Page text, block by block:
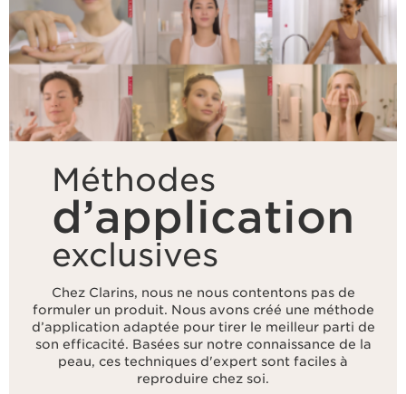
Méthodes
d’application
exclusives
Chez Clarins, nous ne nous contentons pas de
formuler un produit. Nous avons créé une méthode
d’application adaptée pour tirer le meilleur parti de
son efficacité. Basées sur notre connaissance de la
peau, ces techniques d'expert sont faciles à
reproduire chez soi.